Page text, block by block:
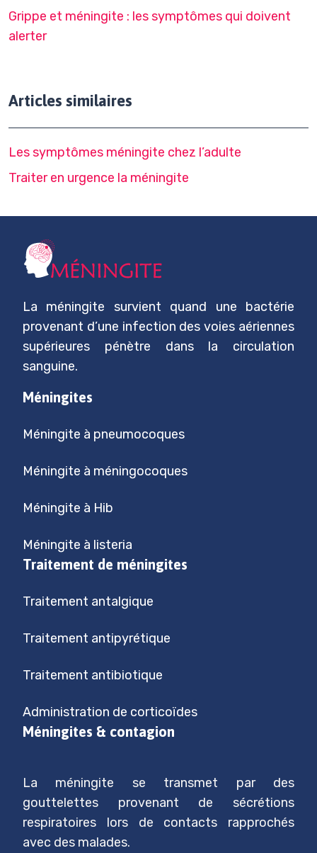
Grippe et méningite : les symptômes qui doivent
alerter
Articles similaires
Les symptômes méningite chez l’adulte
Traiter en urgence la méningite
La méningite survient quand une bactérie
provenant d’une infection des voies aériennes
supérieures pénètre dans la circulation
sanguine.
Méningites
Méningite à pneumocoques
Méningite à méningocoques
Méningite à Hib
Méningite à listeria
Traitement de méningites
Traitement antalgique
Traitement antipyrétique
Traitement antibiotique
Administration de corticoïdes
Méningites & contagion
La méningite se transmet par des
gouttelettes provenant de sécrétions
respiratoires lors de contacts rapprochés
avec des malades.